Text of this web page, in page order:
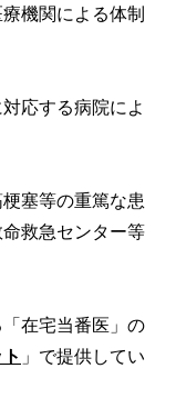
機関による体制
応する病院によ
塞等の重篤な患
救急センター等
在宅当番医」の
」で提供してい